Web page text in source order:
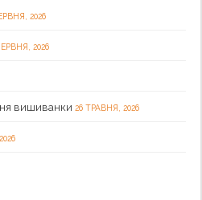
2026
2026
вишиванки 26 ТРАВНЯ, 2026